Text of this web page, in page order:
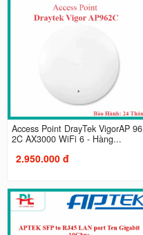
Access Point DrayTek VigorAP 96
2C AX3000 WiFi 6 - Hàng...
2.950.000 đ